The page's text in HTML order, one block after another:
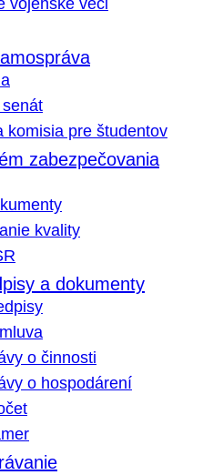
vojenské veci
komisia pre študentov
zabezpečovania
kvality
a dokumenty
o činnosti
o hospodárení